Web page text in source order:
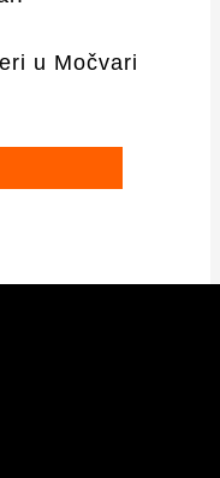
u Močvari